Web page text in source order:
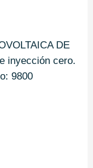
DE
inyección cero.
9800